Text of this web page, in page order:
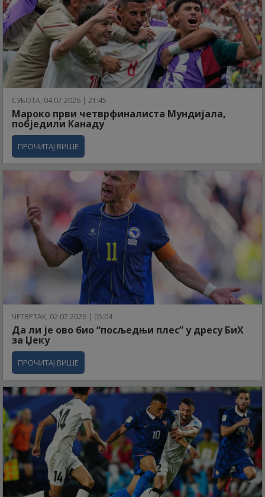
СУБОТА, 04.07.2026 | 21:45
Мароко први четврфиналиста Мундијала,
побједили Канаду
ПРОЧИТАЈ ВИШЕ
ЧЕТВРТАК, 02.07.2026 | 05:04
Да ли је ово био “посљедњи плес” у дресу БиХ
за Џеку
ПРОЧИТАЈ ВИШЕ